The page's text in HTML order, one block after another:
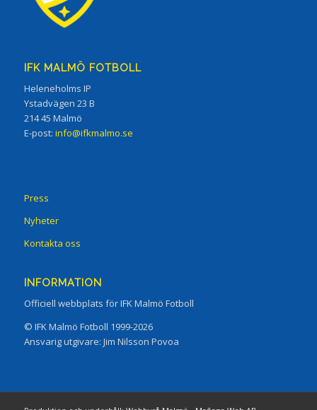
IFK MALMÖ FOTBOLL
Heleneholms IP
Ystadvägen 23 B
214 45 Malmö
E-post: info@ifkmalmo.se
Press
Nyheter
Kontakta oss
INFORMATION
Officiell webbplats för IFK Malmö Fotboll
© IFK Malmö Fotboll 1999-2026
Ansvarig utgivare: Jim Nilsson Povoa